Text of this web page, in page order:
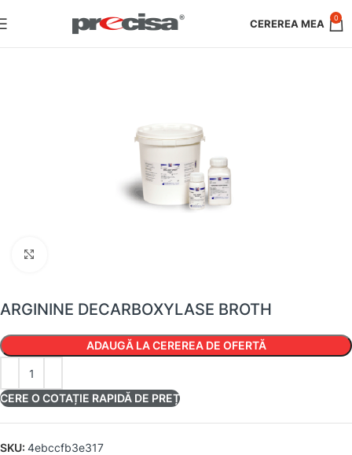
0
ARGININE DECARBOXYLASE BROTH
ADAUGĂ LA CEREREA DE OFERTĂ
CERE O COTAȚIE RAPIDĂ DE PREȚ
SKU: 4ebccfb3e317